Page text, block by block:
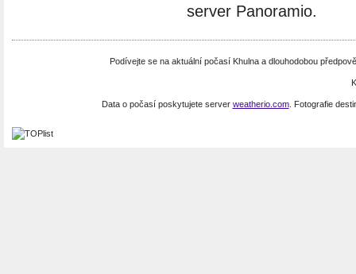
server Panoramio.
Podívejte se na aktuální počasí Khulna a dlouhodobou
Data o počasí poskytujete server weatherio.com. Fotografie